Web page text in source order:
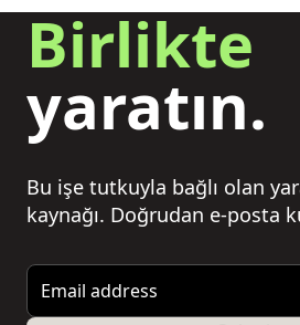
Birlikte
yaratın.
Bu işe tutkuyla bağlı olan
kaynağı. Doğrudan e-posta
Email address